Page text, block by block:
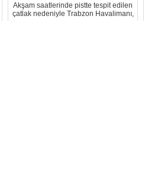
Akşam saatlerinde pistte tespit edilen
çatlak nedeniyle Trabzon Havalimanı,